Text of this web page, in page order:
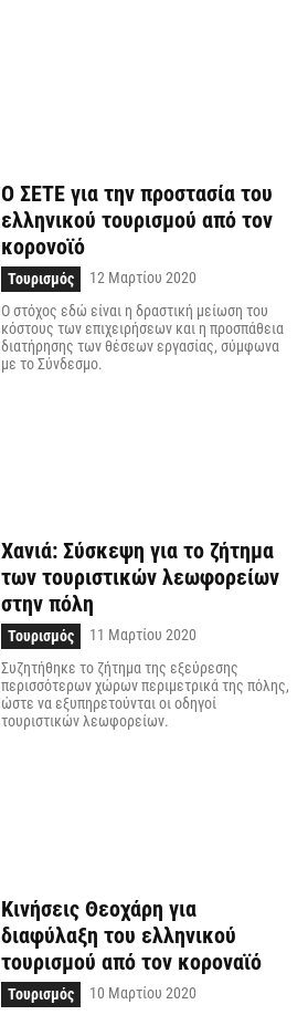
Ο ΣΕΤΕ για την προστασία του
ελληνικού τουρισμού από τον
κορονοϊό
Τουρισμός
12 Μαρτίου 2020
Ο στόχος εδώ είναι η δραστική μείωση του
κόστους των επιχειρήσεων και η προσπάθεια
διατήρησης των θέσεων εργασίας, σύμφωνα
με το Σύνδεσμο.
Χανιά: Σύσκεψη για το ζήτημα
των τουριστικών λεωφορείων
στην πόλη
Τουρισμός
11 Μαρτίου 2020
Συζητήθηκε το ζήτημα της εξεύρεσης
περισσότερων χώρων περιμετρικά της πόλης,
ώστε να εξυπηρετούνται οι οδηγοί
τουριστικών λεωφορείων.
Κινήσεις Θεοχάρη για
διαφύλαξη του ελληνικού
τουρισμού από τον κοροναϊό
Τουρισμός
10 Μαρτίου 2020